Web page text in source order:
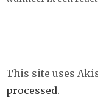
This site uses
processed.